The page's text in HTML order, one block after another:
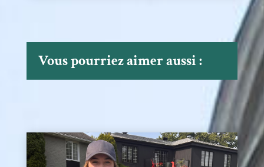
Vous pourriez aimer aussi :